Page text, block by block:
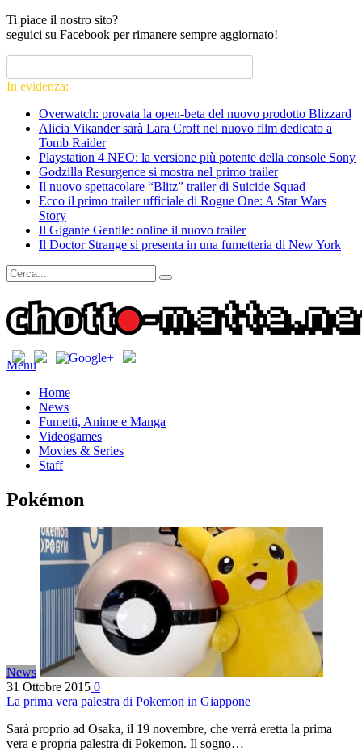
Ti piace il nostro sito?
seguici su Facebook per rimanere sempre aggiornato!
In evidenza:
Overwatch: provata la open-beta del nuovo prodotto Blizzard
Alicia Vikander sarà Lara Croft nel nuovo film dedicato a
Tomb Raider
Playstation 4 NEO: la versione più potente della console Sony
Godzilla Resurgence si mostra nel primo trailer
Il nuovo spettacolare “Blitz” trailer di Suicide Squad
Ecco il primo trailer ufficiale di Rogue One: A Star Wars
Story
Il Gigante Gentile: online il nuovo trailer
Il Doctor Strange si presenta in una fumetteria di New York
Menu
Home
News
Fumetti, Anime e Manga
Videogames
Movies & Series
Staff
Pokémon
News
31 Ottobre 2015 0
La prima vera palestra di Pokemon in Giappone
Sarà proprio ad Osaka, il 19 novembre, che verrà eretta la prima
vera e propria palestra di Pokemon. Il sogno…